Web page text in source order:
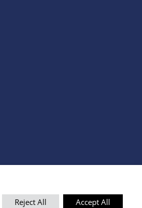
Reject All Accept All